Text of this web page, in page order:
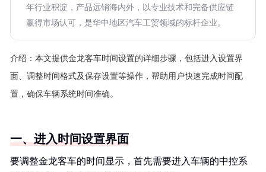
年行业积淀，产品远销海内外，以专业技术和完备供应链
赢得市场认可，是华中地区汽车工贸领域的标杆企业。
介绍： 本文提供金龙客车时间设置的详细步骤，包括进入设置界
面、调整时间格式及保存设置等操作，帮助用户快速完成时间配
置，确保车辆系统时间准确。
一、进入时间设置界面
要调整金龙客车的时间显示，首先需要进入车辆的中控系